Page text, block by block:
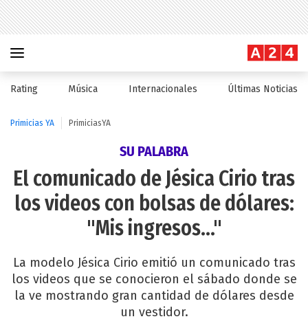
Rating Música Internacionales Últimas Noticias
Primicias YA PrimiciasYA
SU PALABRA
El comunicado de Jésica Cirio tras
los videos con bolsas de dólares:
"Mis ingresos..."
La modelo Jésica Cirio emitió un comunicado tras
los videos que se conocieron el sábado donde se
la ve mostrando gran cantidad de dólares desde
un vestidor.